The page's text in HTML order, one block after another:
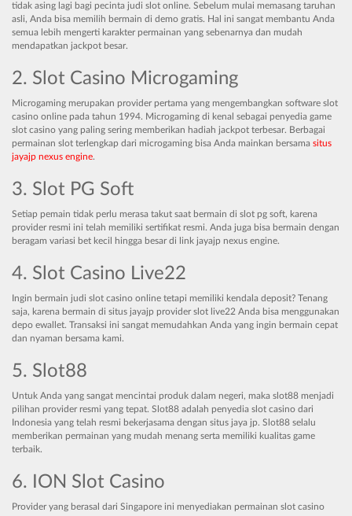
tidak asing lagi bagi pecinta judi slot online. Sebelum mulai memasang taruhan
asli, Anda bisa memilih bermain di demo gratis. Hal ini sangat membantu Anda
semua lebih mengerti karakter permainan yang sebenarnya dan mudah
mendapatkan jackpot besar.
2. Slot Casino Microgaming
Microgaming merupakan provider pertama yang mengembangkan software slot
casino online pada tahun 1994. Microgaming di kenal sebagai penyedia game
slot casino yang paling sering memberikan hadiah jackpot terbesar. Berbagai
permainan slot terlengkap dari microgaming bisa Anda mainkan bersama situs
jayajp nexus engine.
3. Slot PG Soft
Setiap pemain tidak perlu merasa takut saat bermain di slot pg soft, karena
provider resmi ini telah memiliki sertifikat resmi. Anda juga bisa bermain dengan
beragam variasi bet kecil hingga besar di link jayajp nexus engine.
4. Slot Casino Live22
Ingin bermain judi slot casino online tetapi memiliki kendala deposit? Tenang
saja, karena bermain di situs jayajp provider slot live22 Anda bisa menggunakan
depo ewallet. Transaksi ini sangat memudahkan Anda yang ingin bermain cepat
dan nyaman bersama kami.
5. Slot88
Untuk Anda yang sangat mencintai produk dalam negeri, maka slot88 menjadi
pilihan provider resmi yang tepat. Slot88 adalah penyedia slot casino dari
Indonesia yang telah resmi bekerjasama dengan situs jaya jp. Slot88 selalu
memberikan permainan yang mudah menang serta memiliki kualitas game
terbaik.
6. ION Slot Casino
Provider yang berasal dari Singapore ini menyediakan permainan slot casino